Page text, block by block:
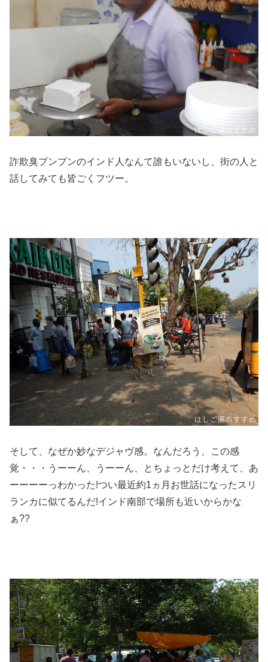
詐欺臭プンプンのインド人なんて誰もいないし、街の人と
話してみても皆ごくフツー。
そして、なぜか妙なデジャヴ感。なんだろう、この感
覚・・・うーーん、うーーん、とちょっとだけ考えて、あ
ーーーーっわかった!つい最近約1ヵ月お世話になったスリ
ランカに似てるんだ!インド南部で場所も近いからかな
ぁ??